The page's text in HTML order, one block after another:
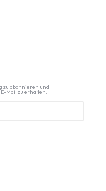
zu abonnieren und
Mail zu erhalten.